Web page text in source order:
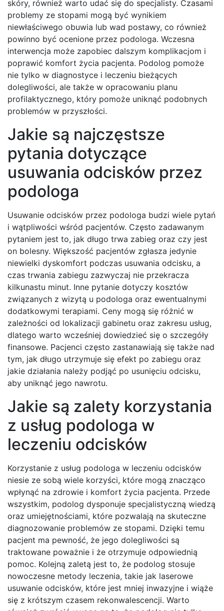
skóry, również warto udać się do specjalisty. Czasami
problemy ze stopami mogą być wynikiem
niewłaściwego obuwia lub wad postawy, co również
powinno być ocenione przez podologa. Wczesna
interwencja może zapobiec dalszym komplikacjom i
poprawić komfort życia pacjenta. Podolog pomoże
nie tylko w diagnostyce i leczeniu bieżących
dolegliwości, ale także w opracowaniu planu
profilaktycznego, który pomoże uniknąć podobnych
problemów w przyszłości.
Jakie są najczęstsze
pytania dotyczące
usuwania odcisków przez
podologa
Usuwanie odcisków przez podologa budzi wiele pytań
i wątpliwości wśród pacjentów. Często zadawanym
pytaniem jest to, jak długo trwa zabieg oraz czy jest
on bolesny. Większość pacjentów zgłasza jedynie
niewielki dyskomfort podczas usuwania odcisku, a
czas trwania zabiegu zazwyczaj nie przekracza
kilkunastu minut. Inne pytanie dotyczy kosztów
związanych z wizytą u podologa oraz ewentualnymi
dodatkowymi terapiami. Ceny mogą się różnić w
zależności od lokalizacji gabinetu oraz zakresu usług,
dlatego warto wcześniej dowiedzieć się o szczegóły
finansowe. Pacjenci często zastanawiają się także nad
tym, jak długo utrzymuje się efekt po zabiegu oraz
jakie działania należy podjąć po usunięciu odcisku,
aby uniknąć jego nawrotu.
Jakie są zalety korzystania
z usług podologa w
leczeniu odcisków
Korzystanie z usług podologa w leczeniu odcisków
niesie ze sobą wiele korzyści, które mogą znacząco
wpłynąć na zdrowie i komfort życia pacjenta. Przede
wszystkim, podolog dysponuje specjalistyczną wiedzą
oraz umiejętnościami, które pozwalają na skuteczne
diagnozowanie problemów ze stopami. Dzięki temu
pacjent ma pewność, że jego dolegliwości są
traktowane poważnie i że otrzymuje odpowiednią
pomoc. Kolejną zaletą jest to, że podolog stosuje
nowoczesne metody leczenia, takie jak laserowe
usuwanie odcisków, które jest mniej inwazyjne i wiąże
się z krótszym czasem rekonwalescencji. Warto